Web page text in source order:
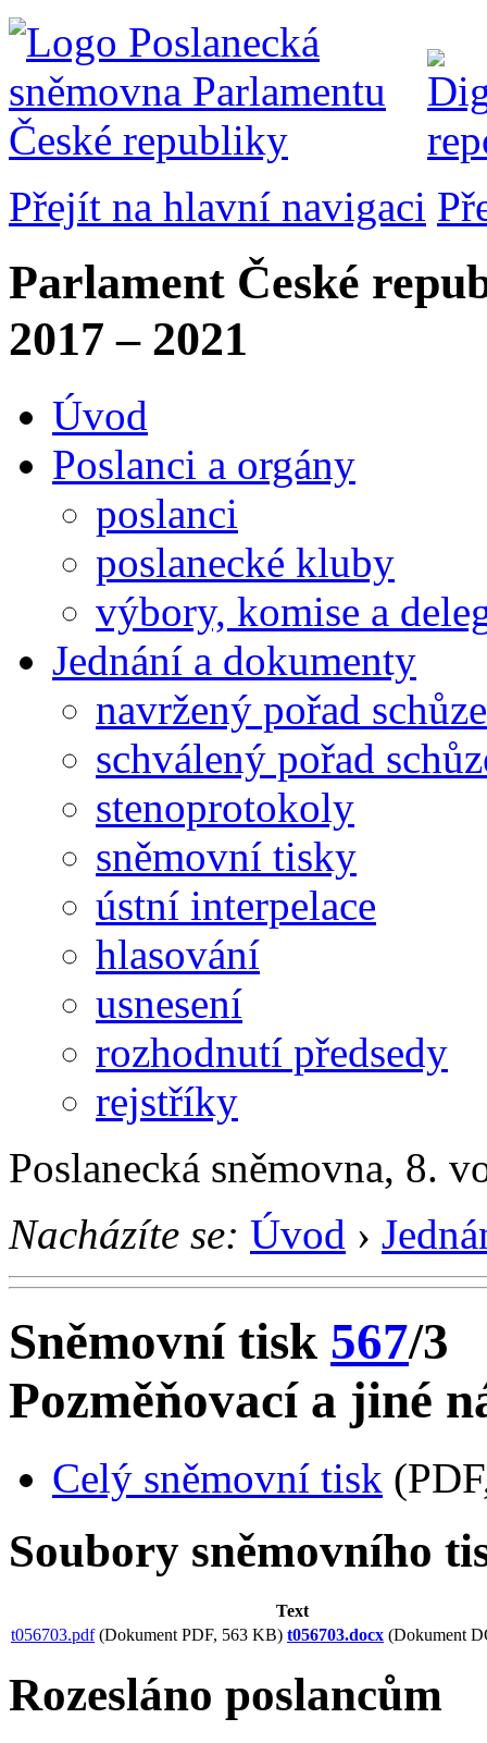
Přejít na hlavní navigaci
Parlament České
2017 – 2021
Úvod
Poslanci a orgány
poslanci
poslanecké kluby
výbory, komise a
Jednání a dokumenty
navržený pořad schůze
schválený pořad
stenoprotokoly
sněmovní tisky
ústní interpelace
hlasování
usnesení
rozhodnutí předsedy
rejstříky
Poslanecká sněmovna, 8.
Nacházíte se: Úvod ›
Sněmovní tisk 567/3
Pozměňovací a jiné
Celý sněmovní tisk
Soubory sněmovního
Text
t056703.pdf(Dokument PDF, 563 KB) t056703.docx (Dokument
Rozesláno poslancům